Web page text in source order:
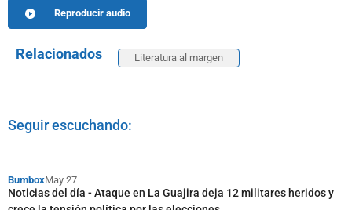
Reproducir audio
Relacionados Literatura al margen
Seguir escuchando:
BumboxMay 27
Noticias del día - Ataque en La Guajira deja 12 militares heridos y